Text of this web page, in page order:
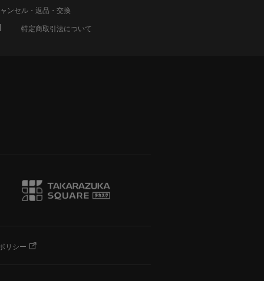
ンセル・返品・交換
特定商取引法について
リシー